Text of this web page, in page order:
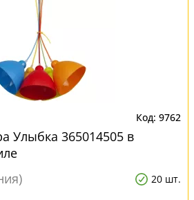
9762
Улыбка 365014505 в
20 шт.